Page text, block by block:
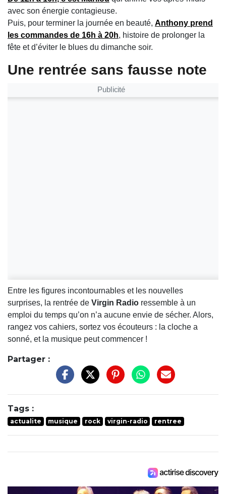
avec son énergie contagieuse.
Puis, pour terminer la journée en beauté, Anthony prend
les commandes de 16h à 20h, histoire de prolonger la
fête et d’éviter le blues du dimanche soir.
Une rentrée sans fausse note
Publicité
Entre les figures incontournables et les nouvelles
surprises, la rentrée de Virgin Radio ressemble à un
emploi du temps qu’on n’a aucune envie de sécher. Alors,
rangez vos cahiers, sortez vos écouteurs : la cloche a
sonné, et la musique peut commencer !
Partager :
Tags :
actualite musique rock virgin-radio rentree